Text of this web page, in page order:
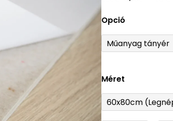
csillag.
Opció
Műanyag tányér
Méret
60x80cm